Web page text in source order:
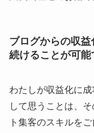
ブログからの収
続けることが可能
わたしが収益化に
して思うことは、
ト集客のスキルを